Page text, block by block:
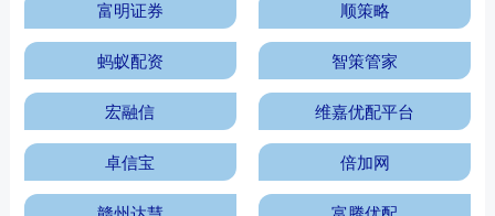
富明证券 顺策略
蚂蚁配资 智策管家
宏融信 维嘉优配平台
卓信宝 倍加网